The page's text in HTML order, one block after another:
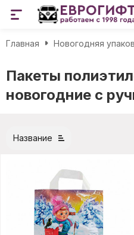
Главная Новогодняя
Пакеты
новогодние с
Название